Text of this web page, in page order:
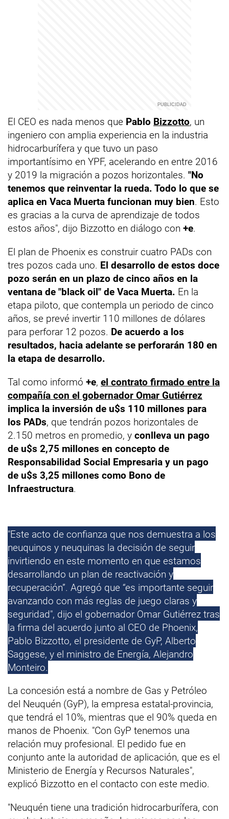
El CEO es nada menos que Pablo Bizzotto, un
ingeniero con amplia experiencia en la industria
hidrocarburífera y que tuvo un paso
importantísimo en YPF, acelerando en entre 2016
y 2019 la migración a pozos horizontales. "No
tenemos que reinventar la rueda. Todo lo que se
aplica en Vaca Muerta funcionan muy bien. Esto
es gracias a la curva de aprendizaje de todos
estos años", dijo Bizzotto en diálogo con +e.
El plan de Phoenix es construir cuatro PADs con
tres pozos cada uno. El desarrollo de estos doce
pozo serán en un plazo de cinco años en la
ventana de "black oil" de Vaca Muerta. En la
etapa piloto, que contempla un periodo de cinco
años, se prevé invertir 110 millones de dólares
para perforar 12 pozos. De acuerdo a los
resultados, hacia adelante se perforarán 180 en
la etapa de desarrollo.
Tal como informó +e, el contrato firmado entre la
compañía con el gobernador Omar Gutiérrez
implica la inversión de u$s 110 millones para
los PADs, que tendrán pozos horizontales de
2.150 metros en promedio, y conlleva un pago
de u$s 2,75 millones en concepto de
Responsabilidad Social Empresaria y un pago
de u$s 3,25 millones como Bono de
Infraestructura.
"Este acto de confianza que nos demuestra a los
neuquinos y neuquinas la decisión de seguir
invirtiendo en este momento en que estamos
desarrollando un plan de reactivación y
recuperación”. Agregó que “es importante seguir
avanzando con más reglas de juego claras y
seguridad", dijo el gobernador Omar Gutiérrez tras
la firma del acuerdo junto al CEO de Phoenix,
Pablo Bizzotto, el presidente de GyP, Alberto
Saggese, y el ministro de Energía, Alejandro
Monteiro.
La concesión está a nombre de Gas y Petróleo
del Neuquén (GyP), la empresa estatal-provincia,
que tendrá el 10%, mientras que el 90% queda en
manos de Phoenix. "Con GyP tenemos una
relación muy profesional. El pedido fue en
conjunto ante la autoridad de aplicación, que es el
Ministerio de Energía y Recursos Naturales",
explicó Bizzotto en el contacto con este medio.
"Neuquén tiene una tradición hidrocarburífera, con